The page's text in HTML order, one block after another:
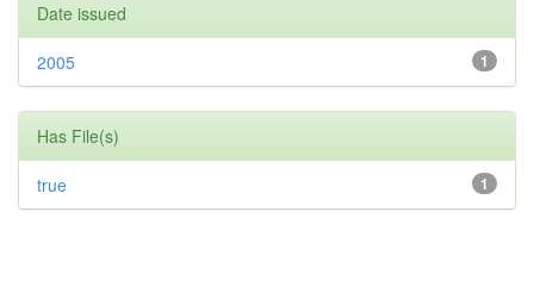
Date issued
1
2005
Has File(s)
1
true